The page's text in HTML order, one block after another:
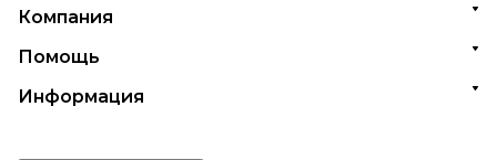
Компания
Помощь
Информация